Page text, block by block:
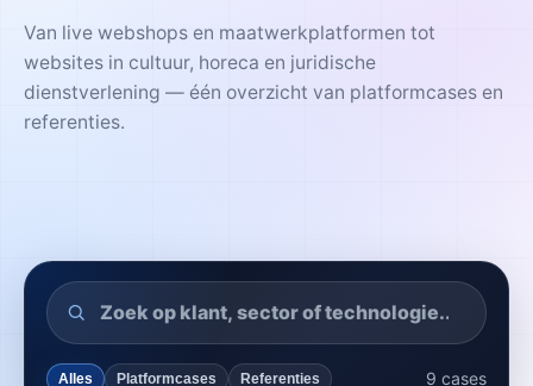
Van live webshops en maatwerkplatformen tot
websites in cultuur, horeca en juridische
dienstverlening — één overzicht van platformcases en
referenties.
Alles Platformcases Referenties 9 cases